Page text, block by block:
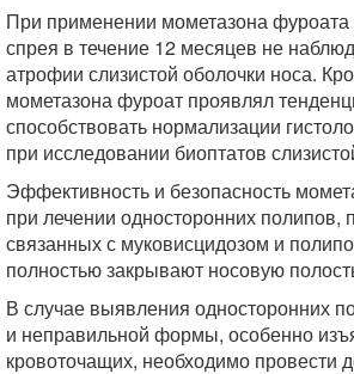
При применении мометазона фуроата
спрея в течение 12 месяцев не
атрофии слизистой оболочки носа.
мометазона фуроат проявлял
способствовать нормализации
при исследовании биоптатов
Эффективность и безопасность
при лечении односторонних полипов,
связанных с муковисцидозом и
полностью закрывают носовую
В случае выявления односторонних
и неправильной формы, особенно
кровоточащих, необходимо провести